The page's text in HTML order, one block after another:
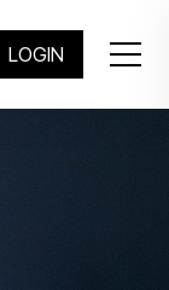
LOGIN